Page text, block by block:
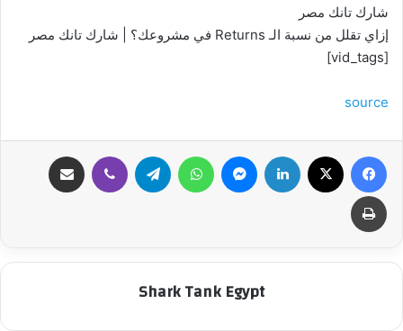
شارك تانك مصر
إزاي تقلل من نسبة الـ Returns في مشروعك؟ | شارك تانك مصر
[vid_tags]
source
فيسبوك لينكدإن ماسنجر واتساب تيلقرام ڤايبر
طباعة
Shark Tank Egypt